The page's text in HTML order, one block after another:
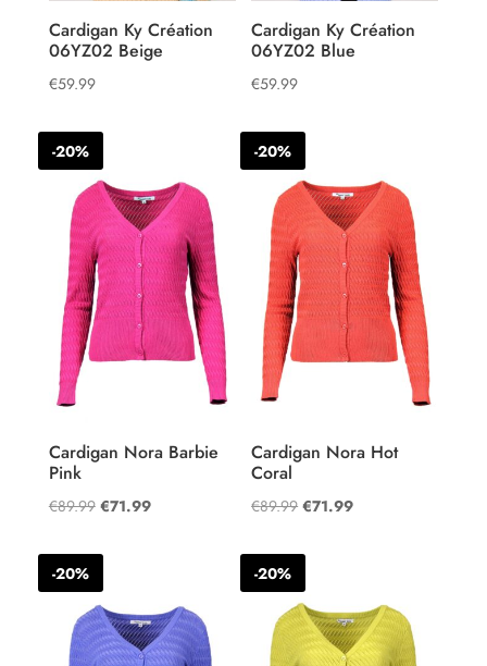
Cardigan Ky Création
06YZ02 Beige
€59.99
Cardigan Ky Création
06YZ02 Blue
€59.99
-20%
Cardigan Nora Barbie
Pink
€89.99 Oorspronkelijke
was:
€89.99.
€71.99Huidige
-20%
Cardigan Nora Hot
Coral
€89.99 Oorspronkelijke
was:
€89.99.
€71.99Huidige
-20% -20%